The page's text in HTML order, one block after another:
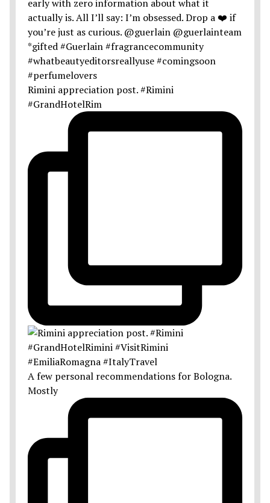
Rimini appreciation post. #Rimini
#GrandHotelRim
A few personal recommendations for Bologna.
Mostly